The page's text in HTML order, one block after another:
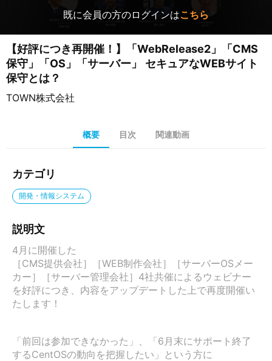
既に会員の方のログインはこちら
【好評につき再開催！】「WebRelease2」「CMS
保守」「OS」「サーバー」 セキュアなWEBサイト
保守とは？
TOWN株式会社
概要 目次 関連動画
カテゴリ
開発・情報システム
説明文
4月に開催した
［CMS提供会社］［WEB制作会社］［サーバーOSメー
カー］［サーバー管理会社］4社共催によるウェビナー
を好評につき、内容をアップデートした上で再度開催い
たします！
「前回は参加できなかった」、「6月末にサポート終了
するCentOSの動向を把握したい」という方に